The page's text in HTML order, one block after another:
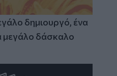
δημιουργό, ένα
μεγάλο δάσκαλο